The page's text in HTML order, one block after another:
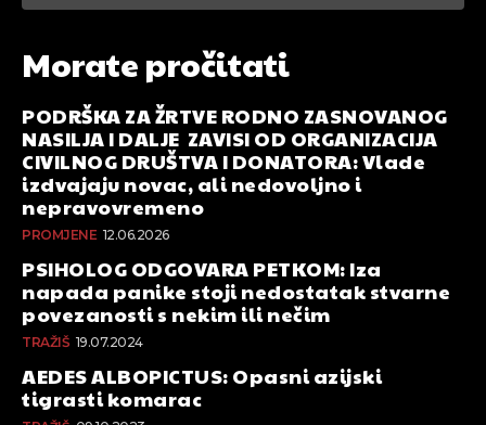
Morate pročitati
PODRŠKA ZA ŽRTVE RODNO ZASNOVANOG
NASILJA I DALJE ZAVISI OD ORGANIZACIJA
CIVILNOG DRUŠTVA I DONATORA: Vlade
izdvajaju novac, ali nedovoljno i
nepravovremeno
PROMJENE 12.06.2026
PSIHOLOG ODGOVARA PETKOM: Iza
napada panike stoji nedostatak stvarne
povezanosti s nekim ili nečim
TRAŽIŠ 19.07.2024
AEDES ALBOPICTUS: Opasni azijski
tigrasti komarac